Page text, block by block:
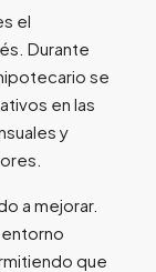
el
Durante
se
en las
y
a mejorar.
que